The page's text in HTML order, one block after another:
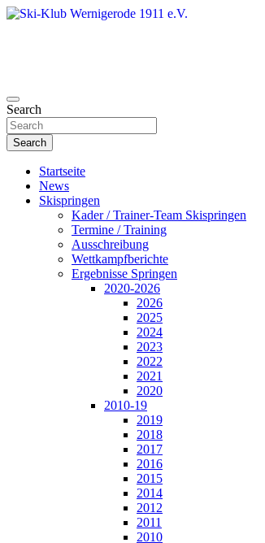
Skip
Ski-Klub Wernigerode 1911 e.V.
Search
Search
Startseite
News
Skispringen
Kader / Trainer-Team Skispringen
Termine / Training
Ausschreibung
Wettkampfberichte
Ergebnisse Springen
2020-2026
2026
2025
2024
2023
2022
2021
2020
2010-19
2019
2018
2017
2016
2015
2014
2012
2011
2010